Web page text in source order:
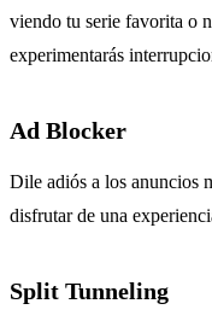
viendo tu serie favorita o
experimentarás
Ad Blocker
Dile adiós a los anuncios
disfrutar de una
Split Tunneling